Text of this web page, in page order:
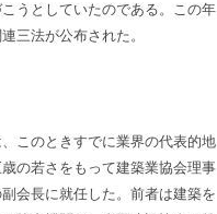
うとしていたのである。この年
三法が公布された。
このときすでに業界の代表的地
の若さをもって建築業協会理事
会長に就任した。前者は建築を